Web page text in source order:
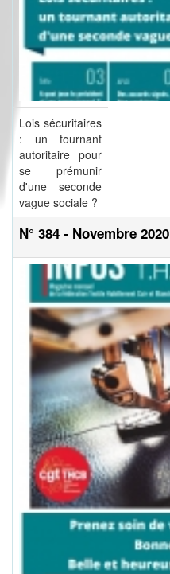
Lois sécuritaires
: un tournant
autoritaire pour
se prémunir
d'une seconde
vague sociale ?
N° 384 - Novembre 2020